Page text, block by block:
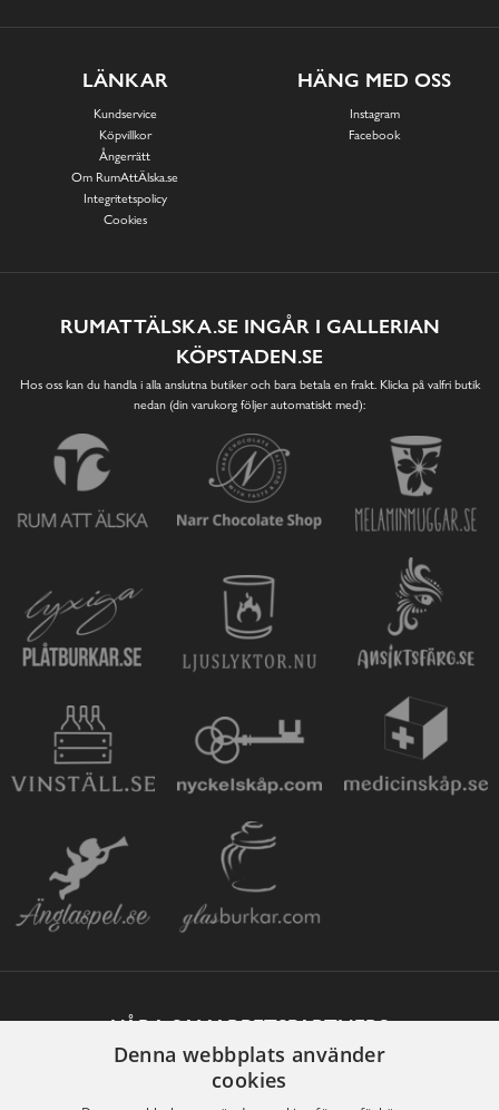
LÄNKAR
Kundservice
Köpvillkor
Ångerrätt
Om RumAttÄlska.se
Integritetspolicy
Cookies
HÄNG MED OSS
Instagram
Facebook
RUMATTÄLSKA.SE INGÅR I GALLERIAN
KÖPSTADEN.SE
Hos oss kan du handla i alla anslutna butiker och bara betala en frakt. Klicka på valfri butik
nedan (din varukorg följer automatiskt med):
VÅRA SAMARBETSPARTNERS
Denna webbplats använder
cookies